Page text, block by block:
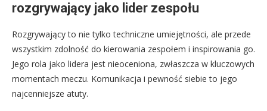
rozgrywający jako lider zespołu
Rozgrywający to nie tylko techniczne umiejętności, ale przede
wszystkim zdolność do kierowania zespołem i inspirowania go.
Jego rola jako lidera jest nieoceniona, zwłaszcza w kluczowych
momentach meczu. Komunikacja i pewność siebie to jego
najcenniejsze atuty.